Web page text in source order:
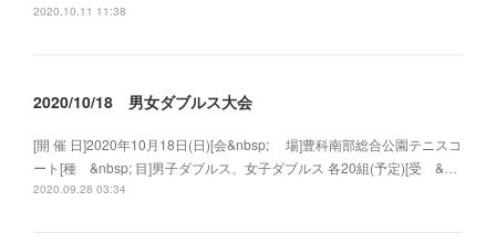
2020.10.11 11:38
2020/10/18 男女ダブルス大会
[開 催 日]2020年10月18日(日)[会&nbsp; 場]豊科南部総合公園テニスコ
ート[種 &nbsp; 目]男子ダブルス、女子ダブルス 各20組(予定)[受 &…
2020.09.28 03:34